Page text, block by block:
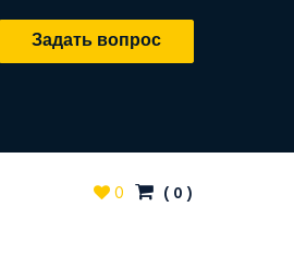
Задать вопрос
0 ( 0)